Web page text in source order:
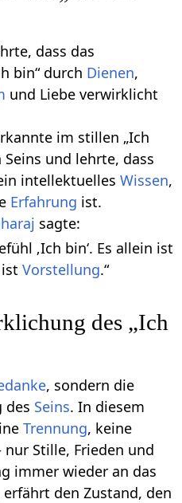
dass das
bin“ durch Dienen,
und Liebe verwirklicht
im stillen „Ich
und lehrte, dass
intellektuelles Wissen,
Erfahrung ist.
sagte:
‚Ich bin‘. Es allein ist
istVorstellung.“
des „Ich
, sondern die
des Seins. In diesem
Trennung, keine
nur Stille, Frieden und
immer wieder an das
den Zustand, den